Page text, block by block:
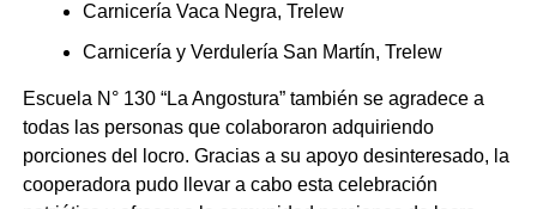
Carnicería Vaca Negra, Trelew
Carnicería y Verdulería San Martín, Trelew
Escuela N° 130 “La Angostura” también se agradece a
todas las personas que colaboraron adquiriendo
porciones del locro. Gracias a su apoyo desinteresado, la
cooperadora pudo llevar a cabo esta celebración